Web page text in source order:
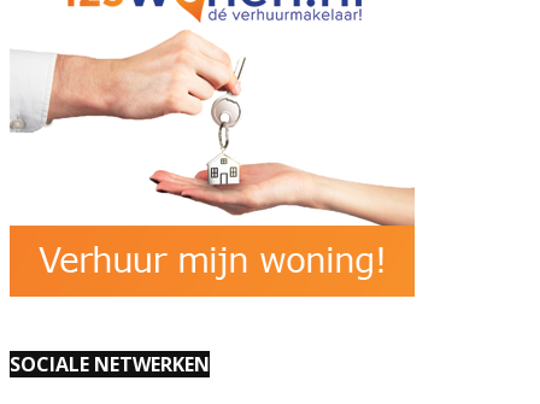
SOCIALE NETWERKEN